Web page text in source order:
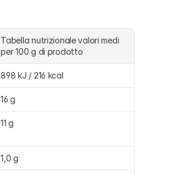
Tabella nutrizionale valori medi
per 100 g di prodotto
898 kJ / 216 kcal
16 g
11 g
1,0 g